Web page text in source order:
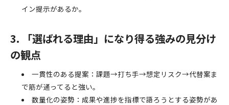
イン提示があるか。
3. 「選ばれる理由」になり得る強みの見分け
の観点
一貫性のある提案：課題→打ち手→想定リスク→代替案ま
で筋が通ってると強い。
数量化の姿勢：成果や進捗を指標で語ろうとする姿勢があ